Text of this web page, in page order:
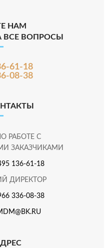
НАМ
ВОПРОСЫ
61-18
08-38
РАБОТЕ С
ЗАКАЗЧИКАМИ
136-61-18
ДИРЕКТОР
336-08-38